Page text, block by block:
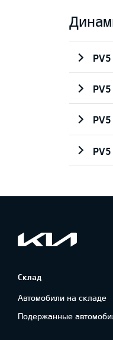
Склад
Автомобили на складе
Подержанные